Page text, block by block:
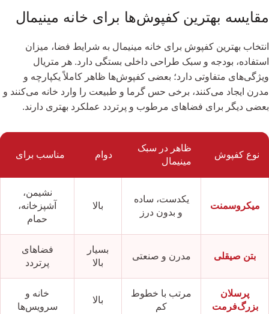
مقایسه بهترین کفپوش‌ها برای خانه مینیمال
انتخاب بهترین کفپوش برای خانه مینیمال به شرایط فضا، میزان
استفاده، بودجه و سبک طراحی داخلی بستگی دارد. هر متریال
ویژگی‌های متفاوتی دارد؛ بعضی کفپوش‌ها ظاهر کاملاً یکپارچه و
مدرن ایجاد می‌کنند، برخی حس گرما و طبیعت را وارد خانه می‌کنند و
بعضی دیگر برای فضاهای مرطوب و پرتردد عملکرد بهتری دارند.
نوع کفپوش
ظاهر در سبک
مینیمال
دوام مناسب برای
میکروسمنت
یکدست، ساده
و بدون درز
بالا
نشیمن،
آشپزخانه،
حمام
بتن صیقلی مدرن و صنعتی
بسیار
بالا
فضاهای
پرتردد
پرسلان
بزرگ‌فرمت
مرتب با خطوط
کم
بالا
خانه و
سرویس‌ها